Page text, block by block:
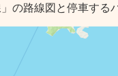
」の路線図と停車する